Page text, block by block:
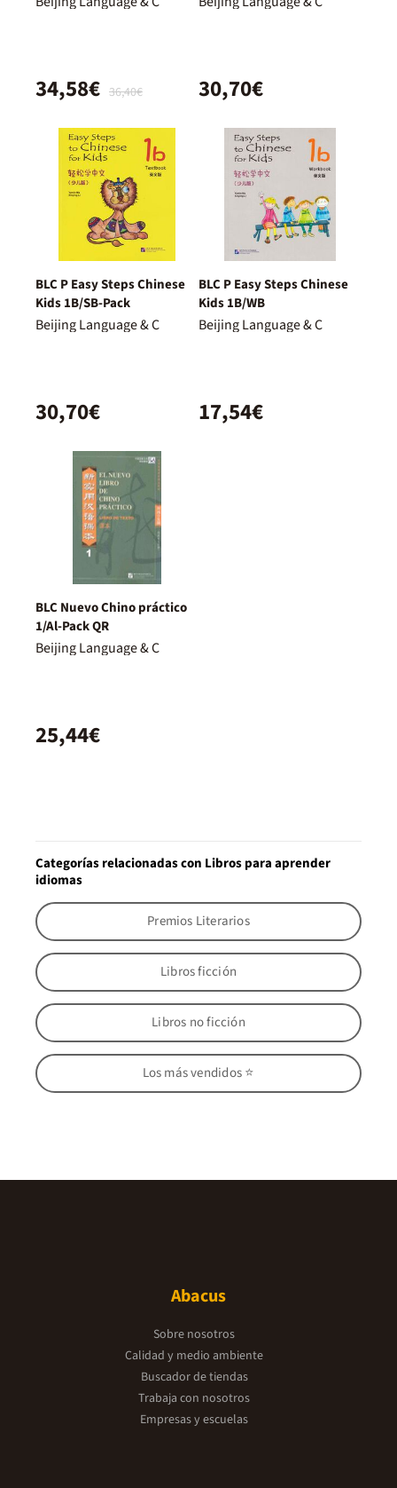
36,40€
34,58€ 30,70€
BLC P Easy Steps Chinese
Kids 1B/SB-Pack
Beijing Language & C
30,70€
BLC P Easy Steps Chinese
Kids 1B/WB
Beijing Language & C
17,54€
BLC Nuevo Chino práctico
1/Al-Pack QR
Beijing Language & C
25,44€
Categorías relacionadas con Libros para aprender
idiomas
Premios Literarios
Libros ficción
Libros no ficción
Los más vendidos ⭐
Abacus
Sobre nosotros
Calidad y medio ambiente
Buscador de tiendas
Trabaja con nosotros
Empresas y escuelas